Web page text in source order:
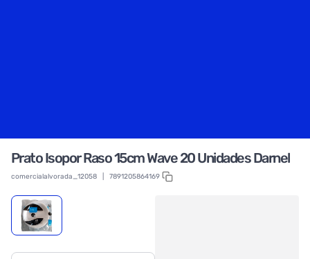
Prato Isopor Raso 15cm Wave 20 Unidades Darnel
comercialalvorada_12058 7891205864169